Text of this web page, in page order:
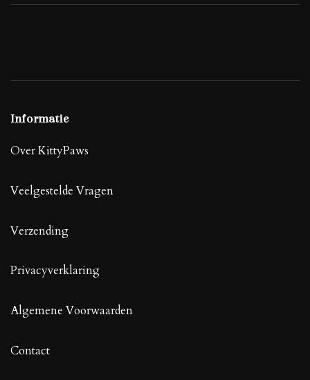
Informatie
Over KittyPaws
Veelgestelde Vragen
Verzending
Privacyverklaring
Algemene Voorwaarden
Contact